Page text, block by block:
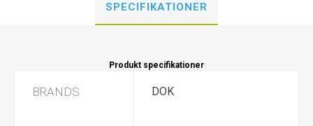
SPECIFIKATIONER
Produkt specifikationer
BRANDS DOK